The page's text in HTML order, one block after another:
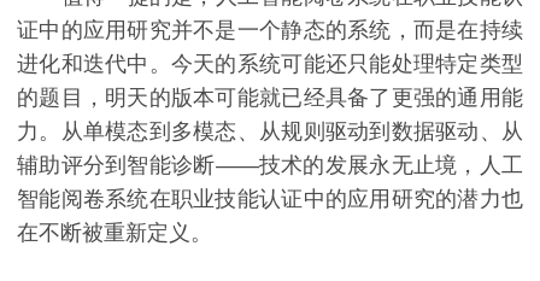
证中的应用研究并不是一个静态的系统，而是在持续
进化和迭代中。今天的系统可能还只能处理特定类型
的题目，明天的版本可能就已经具备了更强的通用能
力。从单模态到多模态、从规则驱动到数据驱动、从
辅助评分到智能诊断——技术的发展永无止境，人工
智能阅卷系统在职业技能认证中的应用研究的潜力也
在不断被重新定义。